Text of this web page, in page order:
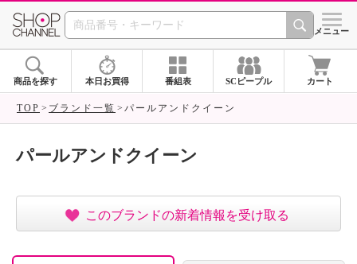
SHOP CHANNEL ショッ
メニュー
商品を探す 本日お買得 番組表 SCピープル カート
TOP ブランド一覧 パールアンドクイーン
パールアンドクイーン
このブランドの新着情報を受け取る